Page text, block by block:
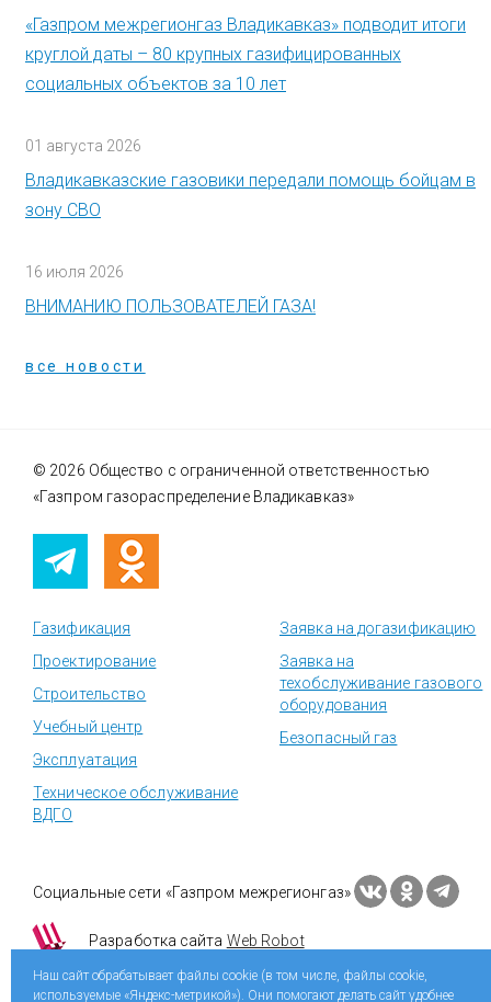
«Газпром межрегионгаз Владикавказ» подводит итоги
круглой даты – 80 крупных газифицированных
социальных объектов за 10 лет
01 августа 2026
Владикавказские газовики передали помощь бойцам в
зону СВО
16 июля 2026
ВНИМАНИЮ ПОЛЬЗОВАТЕЛЕЙ ГАЗА!
все новости
© 2026 Общество с ограниченной ответственностью
«Газпром газораспределение Владикавказ»
Газификация
Проектирование
Строительство
Учебный центр
Эксплуатация
Техническое обслуживание
ВДГО
Заявка на догазификацию
Заявка на
техобслуживание газового
оборудования
Безопасный газ
Социальные сети «Газпром межрегионгаз»
Разработка сайта Web Robot
Наш сайт обрабатывает файлы cookie (в том числе, файлы cookie,
используемые «Яндекс-метрикой»). Они помогают делать сайт удобнее